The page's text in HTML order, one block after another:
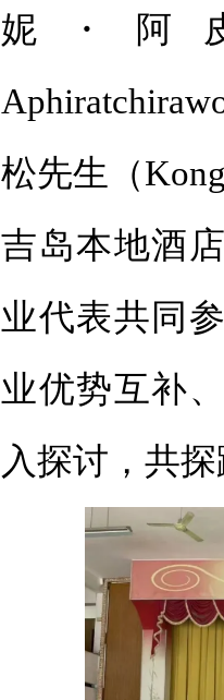
妮・阿
松先生（
吉岛本地酒
业代表共同
业优势互补
入探讨，共